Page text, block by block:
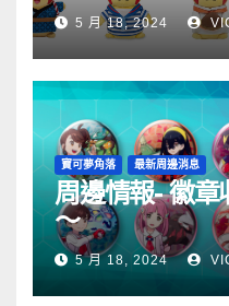
5 月 18, 2024
寶可夢角落 最新周邊消息
周邊情報- 徽章
～
5 月 18, 2024